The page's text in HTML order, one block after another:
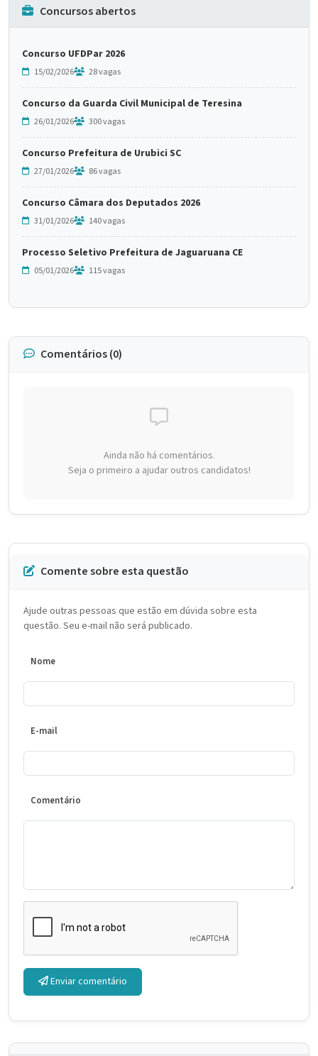
Concursos abertos
Concurso UFDPar 2026
15/02/2026 28 vagas
Concurso da Guarda Civil Municipal de Teresina
26/01/2026 300 vagas
Concurso Prefeitura de Urubici SC
27/01/2026 86 vagas
Concurso Câmara dos Deputados 2026
31/01/2026 140 vagas
Processo Seletivo Prefeitura de Jaguaruana CE
05/01/2026 115 vagas
Comentários (0)
Ainda não há comentários.
Seja o primeiro a ajudar outros candidatos!
Comente sobre esta questão
Ajude outras pessoas que estão em dúvida sobre esta
questão. Seu e-mail não será publicado.
Nome
E-mail
Comentário
Enviar comentário